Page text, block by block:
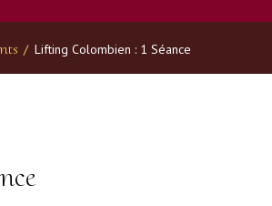
/ Lifting Colombien : 1 Séance